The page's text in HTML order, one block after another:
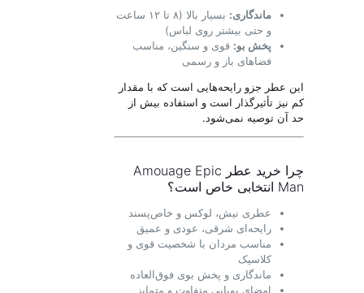
ماندگاری:
بسیار بالا (۸ تا ۱۲ ساعت
و حتی بیشتر روی لباس)
پخش بو:قوی و سنگین، مناسب
فضاهای باز و رسمی
این عطر جزو رایحه‌هایی است که با مقدار
کم نیز تأثیرگذار است و استفاده بیش از
حد آن توصیه نمی‌شود.
چرا خرید عطر Amouage Epic
Man انتخابی خاص است؟
عطری نیش، لوکس و خاص‌پسند
رایحه‌ای شرقی، عودی و عمیق
مناسب مردان با شخصیت قوی و
کلاسیک
ماندگاری و پخش بوی فوق‌العاده
امضای بویایی متفاوت و متمایز